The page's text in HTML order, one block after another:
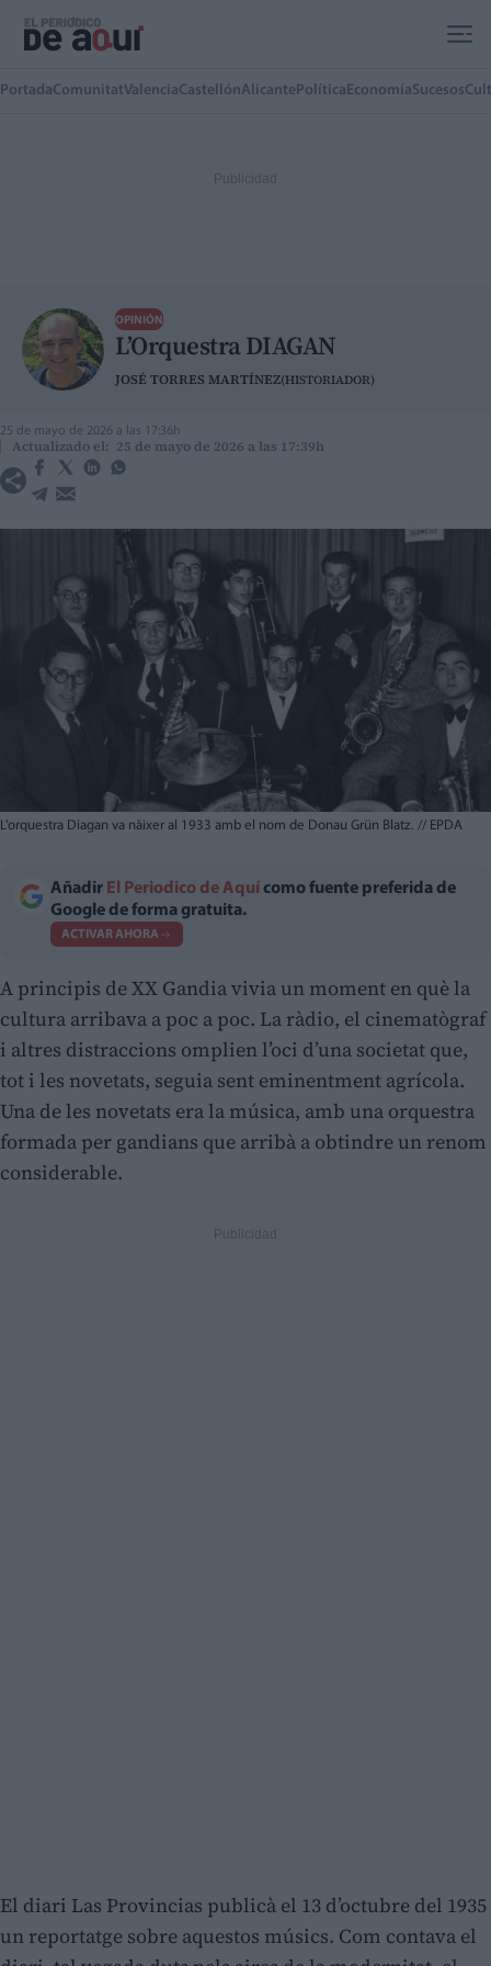
PortadaComunitatValenciaCastellónAlicante Política EconomíaSucesos
L’Orquestra DIAGAN
OPINIÓN
JOSÉ TORRES MARTÍNEZ(HISTORIADOR)
25 de mayo de 2026 a las 17:36h
Actualizado el: 25 de mayo de 2026 a las 17:39h
L'orquestra Diagan va nàixer al 1933 amb el nom de Donau Grün Blatz. // EPDA
Añadir El Periodico de Aquí como fuente preferida de
Google de forma gratuita.
ACTIVAR AHORA
A principis de XX Gandia vivia un moment en què la
cultura arribava a poc a poc. La ràdio, el cinematògraf
i altres distraccions omplien l’oci d’una societat que,
tot i les novetats, seguia sent eminentment agrícola.
Una de les novetats era la música, amb una orquestra
formada per gandians que arribà a obtindre un renom
considerable.
El diari Las Provincias publicà el 13 d’octubre del 1935
un reportatge sobre aquestos músics. Com contava el